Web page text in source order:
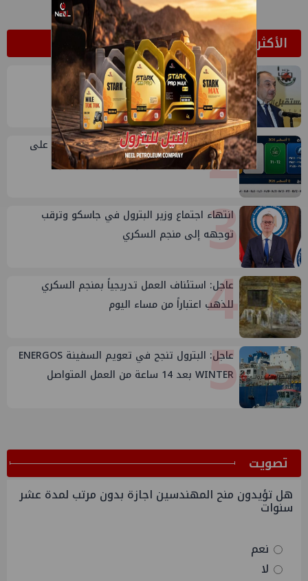
الأكثر قراءة
1
وتلك مفاجأة أخرى في حق الشيمي
2
الثروة المعدنية تعلن مواعيد إغلاق التزايد على
عدد من القطاعات خلال 11 و13 أغسطس
3
انتهاء اجتماع وزير البترول في جاسكو وترقب
توجهه إلى منجم السكري
4
عاجل: استئناف العمل تدريجياً بمنجم السكري
للذهب اعتباراً من مساء اليوم
5
عاجل: البترول تنجح في تعويم السفينة ENERGOS
WINTER بعد 14 ساعة من العمل المتواصل
ﺗﺼﻮﻳﺖ
هل تؤيدون منح المهندسين اجازة بدون مرتب لمدة عشر
سنوات
نعم
لا